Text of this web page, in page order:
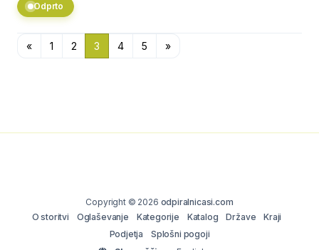
Odprto
« 1 2 3 4 5 »
Copyright © 2026 odpiralnicasi.com
O storitvi
Oglaševanje Kategorije Katalog Države
Kraji
Podjetja
Splošni pogoji